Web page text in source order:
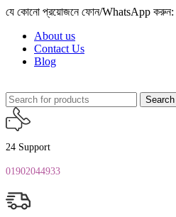
যে কোনো প্রয়োজনে ফোন/WhatsApp করুন:
About us
Contact Us
Blog
Search
24 Support
01902044933